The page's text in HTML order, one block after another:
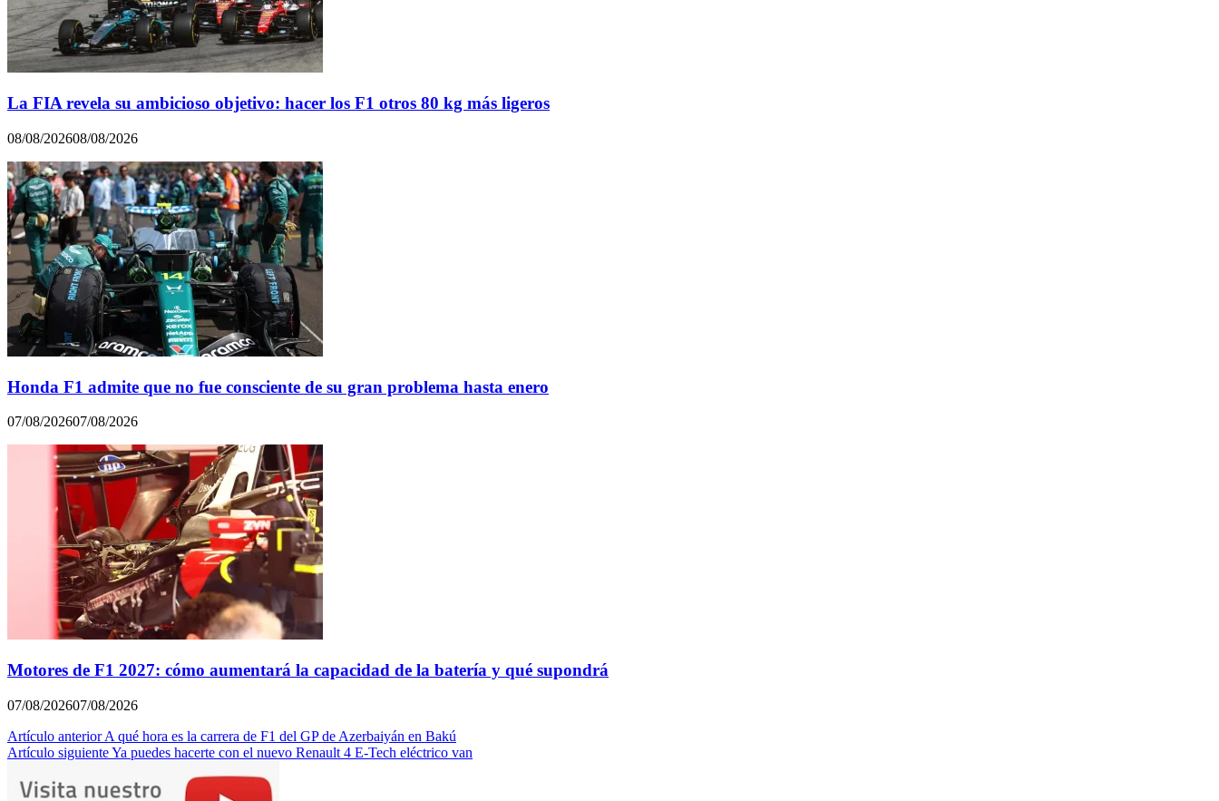
La FIA revela su ambicioso objetivo: hacer los F1 otros 80 kg más ligeros
08/08/202608/08/2026
Honda F1 admite que no fue consciente de su gran problema hasta enero
07/08/202607/08/2026
Motores de F1 2027: cómo aumentará la capacidad de la batería y qué supondrá
07/08/202607/08/2026
Navegación
de
entradas
Artículo anterior A qué hora es la carrera de F1 del GP de Azerbaiyán en Bakú
Artículo siguienteYa puedes hacerte con el nuevo Renault 4 E-Tech eléctrico van